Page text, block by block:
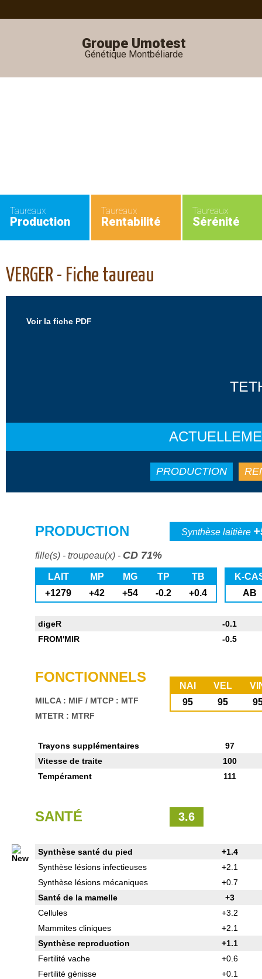
Groupe Umotest
Génétique Montbéliarde
Taureaux
Production
Taureaux
Rentabilité
Taureaux
Sérénité
VERGER - Fiche taureau
Voir la fiche PDF
PRODUCTION
PRODUCTION Synthèse laitière
fille(s) - troupeau(x) - CD 71%
LAIT MP MG TP
TB
+1279
+42 +54 -0.2 +0.4
K-
AB
digeR
-0.1
FROM'MIR
-0.5
FONCTIONNELS
MILCA : MIF / MTCP : MTF
MTETR : MTRF
NAI VEL
95
95
Trayons supplémentaires
97
Vitesse de traite
100
Tempérament
111
SANTÉ 3.6
Synthèse santé du pied
+1.4
Synthèse lésions infectieuses
+2.1
Synthèse lésions mécaniques
+0.7
Santé de la mamelle
+3
Cellules
+3.2
Mammites cliniques
+2.1
Synthèse reproduction
+1.1
Fertilité vache
+0.6
Fertilité génisse
+0.1